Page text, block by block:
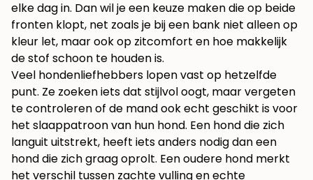
elke dag in. Dan wil je een keuze maken die op beide
fronten klopt, net zoals je bij een bank niet alleen op
kleur let, maar ook op zitcomfort en hoe makkelijk
de stof schoon te houden is.
Veel hondenliefhebbers lopen vast op hetzelfde
punt. Ze zoeken iets dat stijlvol oogt, maar vergeten
te controleren of de mand ook echt geschikt is voor
het slaappatroon van hun hond. Een hond die zich
languit uitstrekt, heeft iets anders nodig dan een
hond die zich graag oprolt. Een oudere hond merkt
het verschil tussen zachte vulling en echte